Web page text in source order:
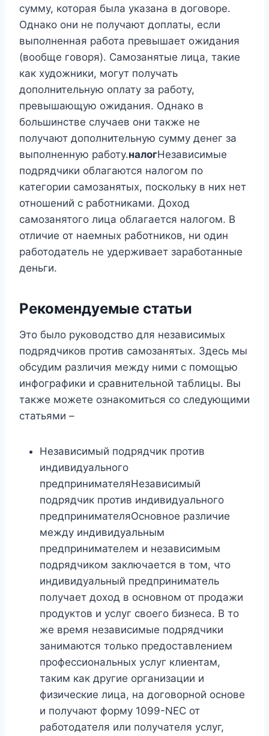
сумму, которая была указана в договоре.
Однако они не получают доплаты, если
выполненная работа превышает ожидания
(вообще говоря). Самозанятые лица, такие
как художники, могут получать
дополнительную оплату за работу,
превышающую ожидания. Однако в
большинстве случаев они также не
получают дополнительную сумму денег за
выполненную работу.налогНезависимые
подрядчики облагаются налогом по
категории самозанятых, поскольку в них нет
отношений с работниками. Доход
самозанятого лица облагается налогом. В
отличие от наемных работников, ни один
работодатель не удерживает заработанные
деньги.
Рекомендуемые статьи
Это было руководство для независимых
подрядчиков против самозанятых. Здесь мы
обсудим различия между ними с помощью
инфографики и сравнительной таблицы. Вы
также можете ознакомиться со следующими
статьями –
Независимый подрядчик против
индивидуального
предпринимателяНезависимый
подрядчик против индивидуального
предпринимателяОсновное различие
между индивидуальным
предпринимателем и независимым
подрядчиком заключается в том, что
индивидуальный предприниматель
получает доход в основном от продажи
продуктов и услуг своего бизнеса. В то
же время независимые подрядчики
занимаются только предоставлением
профессиональных услуг клиентам,
таким как другие организации и
физические лица, на договорной основе
и получают форму 1099-NEC от
работодателя или получателя услуг,